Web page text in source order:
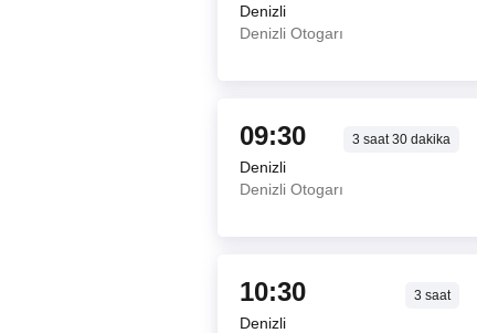
Denizli
Denizli Otogarı
09:30 3 saat30 dakika
Denizli
Denizli Otogarı
10:30 3 saat
Denizli